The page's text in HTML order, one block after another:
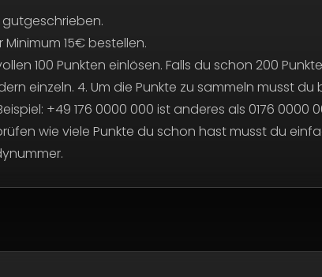
gutgeschrieben.
Minimum 15€ bestellen.
100 Punkten einlösen. Falls du schon 200
einzeln. 4. Um die Punkte zu sammeln musst du
+49 176 0000 000 ist anderes als 0176 0000
wie viele Punkte du schon hast musst du